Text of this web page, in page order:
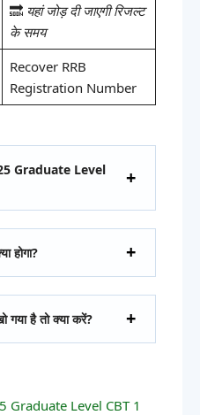
🔜 यहां जोड़ दी जाएगी रिजल्ट
के समय
Recover RRB
Registration Number
Graduate Level
होगा?
गया है तो क्या करें?
Graduate Level CBT 1